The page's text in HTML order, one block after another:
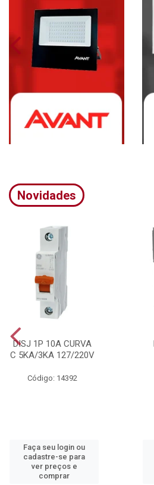
Novidades
DISJ 1P 10A CURVA
C 5KA/3KA 127/220V
Código: 14392
Faça seu login ou
cadastre-se para
ver preços e
comprar